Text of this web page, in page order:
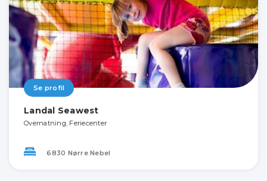
Se profil
Landal Seawest
Overnatning, Feriecenter
6830 Nørre Nebel